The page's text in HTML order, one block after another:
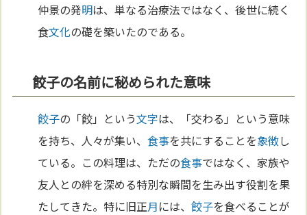
仲景の発明は、単なる治療法ではなく、後世に続く
食文化の礎を築いたのである。
餃子の名前に秘められた意味
餃子の「餃」という文字は、「交わる」という意味
を持ち、人々が集い、食事を共にすることを象徴し
ている。この料理は、ただの食事ではなく、家族や
友人との絆を深める特別な瞬間を生み出す役割を果
たしてきた。特に旧正月には、餃子を食べることが